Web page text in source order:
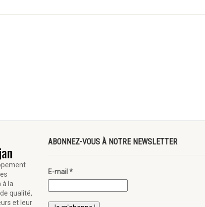
à la
qualité,
et leur
ABONNEZ-VOUS À NOTRE NEWSLETTER
E-mail *